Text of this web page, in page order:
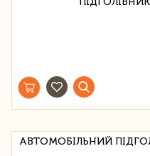
АВТОМОБІЛЬНИЙ